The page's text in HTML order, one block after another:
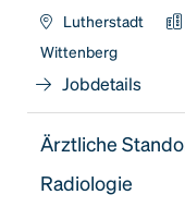
Lutherstadt
Wittenberg
Jobdetails
Ärztliche
Radiologie